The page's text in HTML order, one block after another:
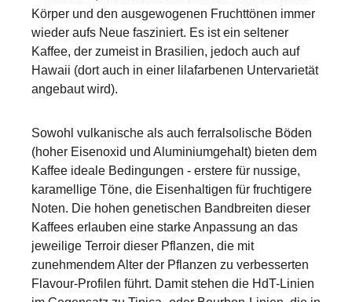
Körper und den ausgewogenen Fruchttönen immer
wieder aufs Neue fasziniert. Es ist ein seltener
Kaffee, der zumeist in Brasilien, jedoch auch auf
Hawaii (dort auch in einer lilafarbenen Untervarietät
angebaut wird).
Sowohl vulkanische als auch ferralsolische Böden
(hoher Eisenoxid und Aluminiumgehalt) bieten dem
Kaffee ideale Bedingungen - erstere für nussige,
karamellige Töne, die Eisenhaltigen für fruchtigere
Noten. Die hohen genetischen Bandbreiten dieser
Kaffees erlauben eine starke Anpassung an das
jeweilige Terroir dieser Pflanzen, die mit
zunehmendem Alter der Pflanzen zu verbesserten
Flavour-Profilen führt. Damit stehen die HdT-Linien